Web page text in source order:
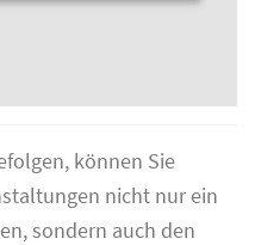
können Sie
nicht nur ein
sondern auch den